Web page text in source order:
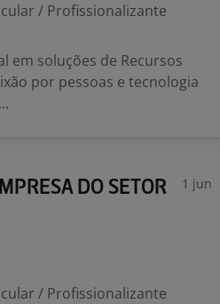
/ Profissionalizante
em soluções de Recursos
por pessoas e tecnologia
DO SETOR
1 jun
/ Profissionalizante